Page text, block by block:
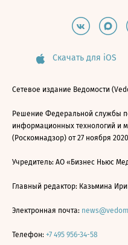
Скачать для iOS
Сетевое издание Ведомости
Решение Федеральной службы
информационных технологий и
(Роскомнадзор) от 27 ноября
Учредитель: АО «Бизнес Ньюс
Главный редактор: Казьмина
Электронная почта:
Телефон: +7 495 956-34-58